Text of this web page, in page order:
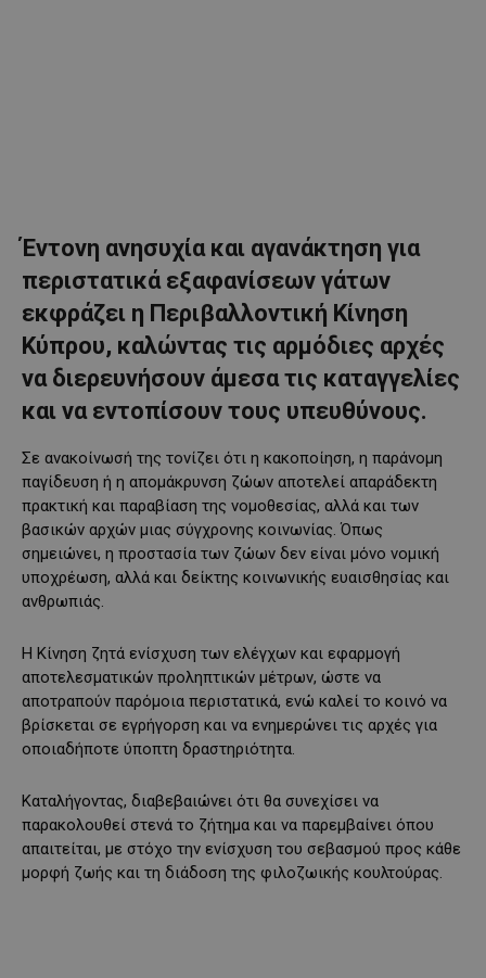
Έντονη ανησυχία και αγανάκτηση για
περιστατικά εξαφανίσεων γάτων
εκφράζει η Περιβαλλοντική Κίνηση
Κύπρου, καλώντας τις αρμόδιες αρχές
να διερευνήσουν άμεσα τις καταγγελίες
και να εντοπίσουν τους υπευθύνους.
Σε ανακοίνωσή της τονίζει ότι η κακοποίηση, η παράνομη
παγίδευση ή η απομάκρυνση ζώων αποτελεί απαράδεκτη
πρακτική και παραβίαση της νομοθεσίας, αλλά και των
βασικών αρχών μιας σύγχρονης κοινωνίας. Όπως
σημειώνει, η προστασία των ζώων δεν είναι μόνο νομική
υποχρέωση, αλλά και δείκτης κοινωνικής ευαισθησίας και
ανθρωπιάς.
Η Κίνηση ζητά ενίσχυση των ελέγχων και εφαρμογή
αποτελεσματικών προληπτικών μέτρων, ώστε να
αποτραπούν παρόμοια περιστατικά, ενώ καλεί το κοινό να
βρίσκεται σε εγρήγορση και να ενημερώνει τις αρχές για
οποιαδήποτε ύποπτη δραστηριότητα.
Καταλήγοντας, διαβεβαιώνει ότι θα συνεχίσει να
παρακολουθεί στενά το ζήτημα και να παρεμβαίνει όπου
απαιτείται, με στόχο την ενίσχυση του σεβασμού προς κάθε
μορφή ζωής και τη διάδοση της φιλοζωικής κουλτούρας.